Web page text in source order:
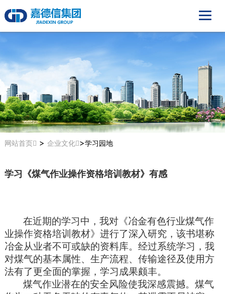
网站首页 > 企业文化 >学习园地
学习《煤气作业操作资格培训教材》有感
在近期的学习中，我对《冶金有色行业煤气作
业操作资格培训教材》 进行了深入研究 ， 该书堪称
冶金从业者不可或缺的资料库。经过系统学习，我
对煤气的基本属性、生产流程、传输途径及使用方
法有了更全面的掌握，学习成果颇丰。
煤气作业潜在的安全风险使我深感震撼。煤气